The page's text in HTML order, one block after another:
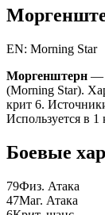
EN: Morning Star
Моргенштерн —
(Morning Star).
крит 6.
Используется в 1
Боевые
79Физ. Атака
47Маг. Атака